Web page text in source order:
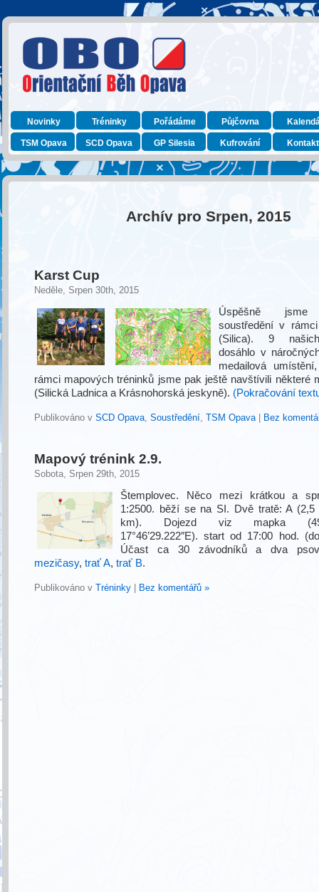
Novinky Tréninky Pořádáme Půjčovna
TSM Opava SCD Opava GP Silesia Kufrování
Archív pro Srpen, 2015
Karst Cup
Neděle, Srpen 30th, 2015
Úspěšně jsme
soustředění v
(Silica). 9
dosáhlo v
medailová
rámci mapových tréninků jsme pak ještě navštívili některé
(Silická Ladnica a Krásnohorská jeskyně). (Pokračování
Publikováno v SCD Opava, Soustředění, TSM Opava| Bez
Mapový trénink 2.9.
Sobota, Srpen 29th, 2015
Štemplovec. Něco mezi krátkou a
1:2500. běží se na SI. Dvě tratě: A
km). Dojezd viz mapka
17°46’29.222″E). start od 17:00 hod.
Účast ca 30 závodníků a dva
mezičasy, trať A, trať B.
Publikováno v Tréninky Bez komentářů »